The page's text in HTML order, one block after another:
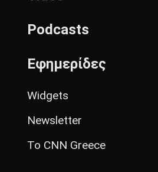
Podcasts
Εφημερίδες
Widgets
Newsletter
Το CNN Greece